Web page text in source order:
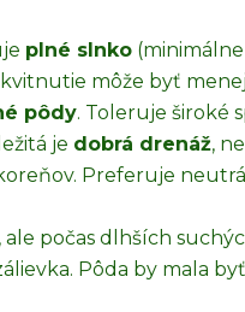
plné slnko
môže byť
pôdy. Toleruje široké
je dobrá drenáž,
Preferuje
, ale počas dlhších
Pôda by mala